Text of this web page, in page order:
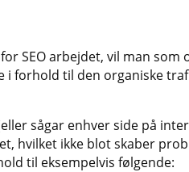
SEO arbejdet, vil man
i forhold til den organiske
sågar enhver side på
hvilket ikke blot skaber
til eksempelvis følgende: